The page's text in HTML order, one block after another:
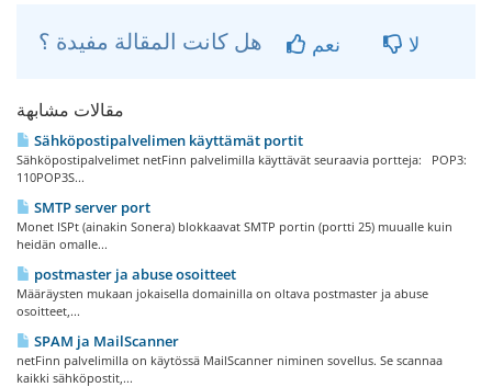
نعم لا
مقالات مشابهة
Sähköpostipalvelimen käyttämät portit
Sähköpostipalvelimet netFinn palvelimilla käyttävät seuraavia portteja: POP3:
110POP3S...
SMTP server port
Monet ISPt (ainakin Sonera) blokkaavat SMTP portin (portti 25) muualle kuin
heidän omalle...
postmaster ja abuse osoitteet
Määräysten mukaan jokaisella domainilla on oltava postmaster ja abuse
osoitteet,...
SPAM ja MailScanner
netFinn palvelimilla on käytössä MailScanner niminen sovellus. Se scannaa
kaikki sähköpostit,...